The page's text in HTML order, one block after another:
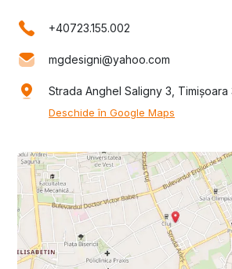
+40723.155.002
mgdesigni@yahoo.com
Strada Anghel Saligny 3,
Deschide în Google Maps